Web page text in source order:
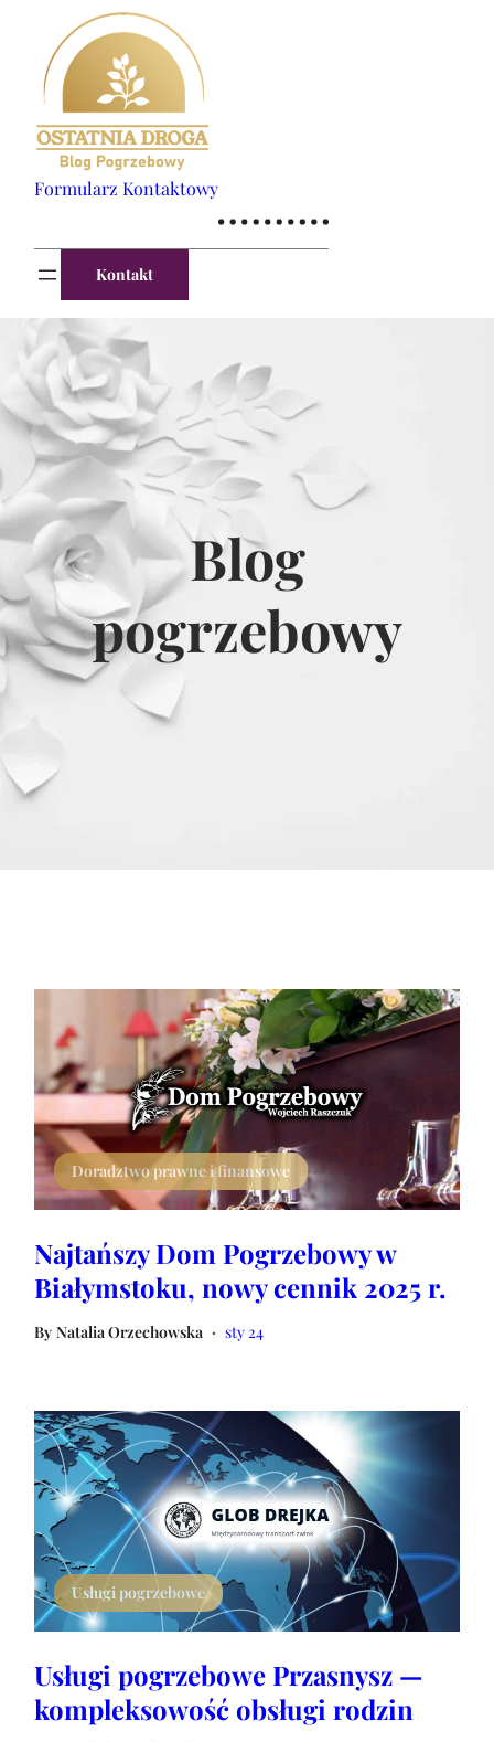
Formularz Kontaktowy
Kontakt
Blog
pogrzebowy
Doradztwo prawne i finansowe
Najtańszy Dom Pogrzebowy w
Białymstoku, nowy cennik 2025 r.
By Natalia Orzechowska • sty 24
Usługi pogrzebowe
Usługi pogrzebowe Przasnysz —
kompleksowość obsługi rodzin